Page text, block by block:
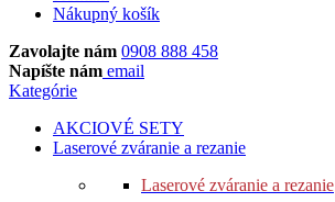
Nákupný košík
Zavolajte nám 0908 888 458
Napíšte nám email
Kategórie
AKCIOVÉ SETY
Laserové zváranie a rezanie
Laserové zváranie a rezanie